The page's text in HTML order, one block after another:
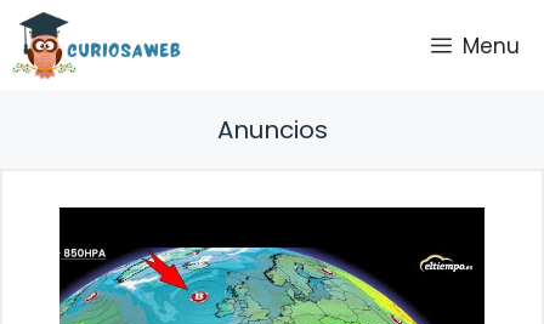
Saltar
contenido
Menu
Anuncios